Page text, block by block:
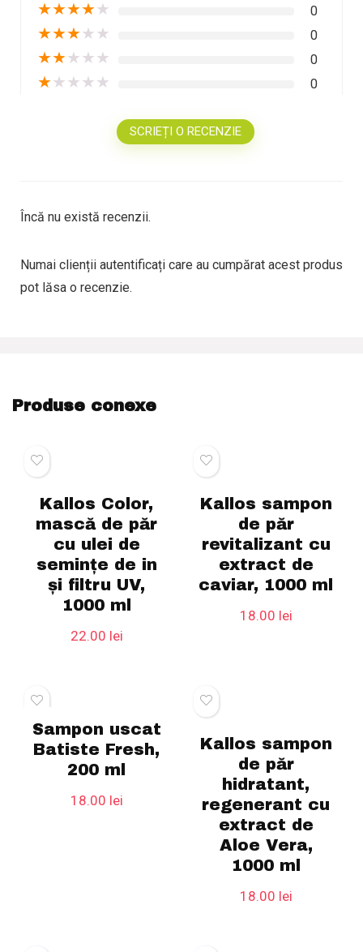
★★★★★ 0
★★★★★ 0
★★★★★ 0
★★★★★ 0
SCRIEȚI O RECENZIE
Încă nu există recenzii.
Numai clienții autentificați care au cumpărat acest produs
pot lăsa o recenzie.
Produse conexe
Kallos Color,
mască de păr
cu ulei de
seminţe de in
şi filtru UV,
1000 ml
22.00 lei
Kallos sampon
de păr
revitalizant cu
extract de
caviar, 1000 ml
18.00 lei
Sampon uscat
Batiste Fresh,
200 ml
18.00 lei
Kallos sampon
de păr
hidratant,
regenerant cu
extract de
Aloe Vera,
1000 ml
18.00 lei